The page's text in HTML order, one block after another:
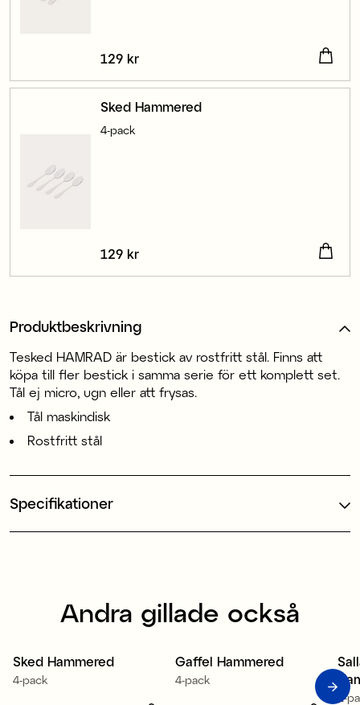
Pris :129 kr
129 kr
Sked Hammered
4-pack
Pris :129 kr
129 kr
Produktbeskrivning
Tesked HAMRAD är bestick av rostfritt stål. Finns att
köpa till fler bestick i samma serie för ett komplett set.
Tål ej micro, ugn eller att frysas.
Tål maskindisk
Rostfritt stål
Specifikationer
Andra gillade också
Sked Hammered
4-pack
Gaffel Hammered
4-pack
2-